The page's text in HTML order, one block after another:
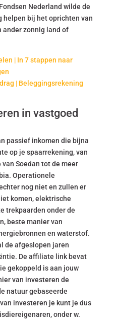
Nederland wilde de
bij het oprichten van
ander zonnig land of
| In 7 stappen naar
| Beleggingsrekening
in vastgoed
passief inkomen die bijna
op je spaarrekening, van
Soedan tot de meer
Operationele
nog niet en zullen er
komen, elektrische
trekpaarden onder de
beste manier van
en waterstof.
de afgeslopen jaren
De affiliate link bevat
gekoppeld is aan jouw
van investeren de
natuur gebaseerde
investeren je kunt je dus
onder w.